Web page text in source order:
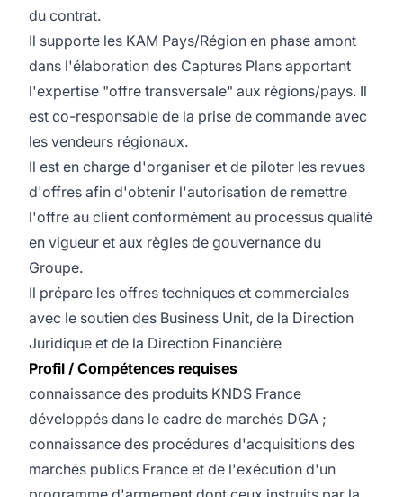
du contrat.
Il supporte les KAM Pays/Région en phase amont
dans l'élaboration des Captures Plans apportant
l'expertise "offre transversale" aux régions/pays. Il
est co-responsable de la prise de commande avec
les vendeurs régionaux.
Il est en charge d'organiser et de piloter les revues
d'offres afin d'obtenir l'autorisation de remettre
l'offre au client conformément au processus qualité
en vigueur et aux règles de gouvernance du
Groupe.
Il prépare les offres techniques et commerciales
avec le soutien des Business Unit, de la Direction
Juridique et de la Direction Financière
Profil / Compétences requises
connaissance des produits KNDS France
développés dans le cadre de marchés DGA ;
connaissance des procédures d'acquisitions des
marchés publics France et de l'exécution d'un